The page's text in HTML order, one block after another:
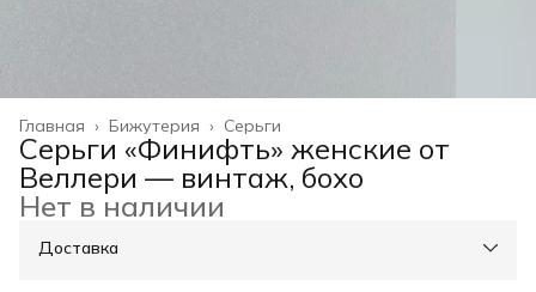
Серьги
Бижутерия ›
Главная ›
Серьги «Финифть» женские от
Веллери — винтаж, бохо
Нет в наличии
Доставка